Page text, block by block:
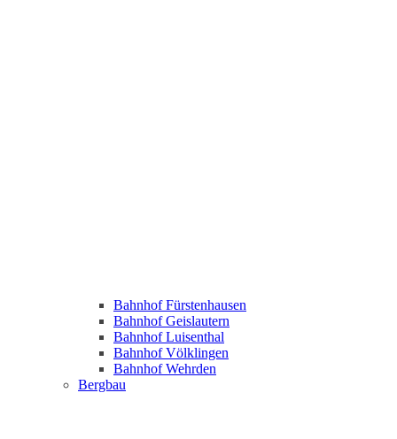
Bahnhof Fürstenhausen
Bahnhof Geislautern
Bahnhof Luisenthal
Bahnhof Völklingen
Bahnhof Wehrden
Bergbau